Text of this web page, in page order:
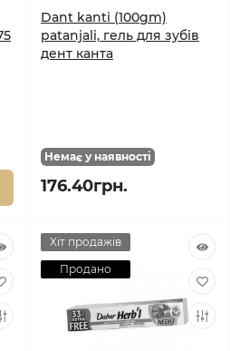
Dant kanti (100gm)
patanjali, гель для зубів
дент канта
Немає у наявності
176.40грн.
Хіт продажів
Продано